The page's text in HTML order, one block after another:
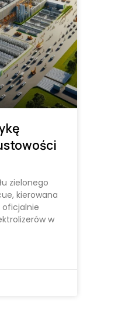
zielonego
kierowana
oficjalnie
w